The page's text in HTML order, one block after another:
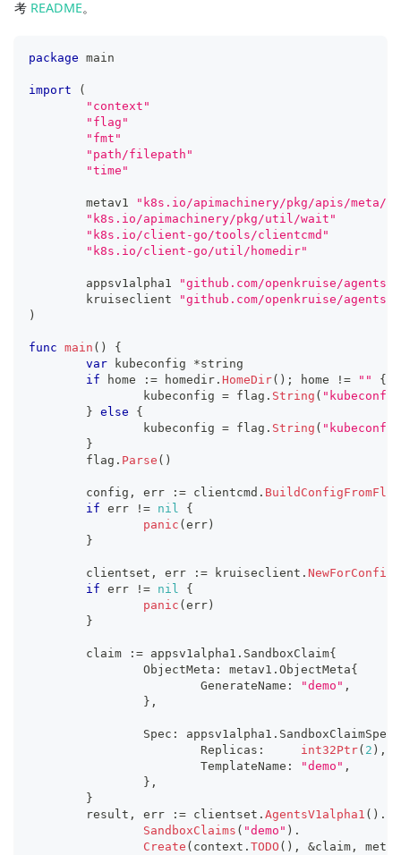
考 README。
package main
import
(
"context"
"flag"
"fmt"
"path/filepath"
"time"
	metav1
"k8s.io/apimachinery/pkg/apis/meta/
"k8s.io/apimachinery/pkg/util/wait"
"k8s.io/client-go/tools/clientcmd"
"k8s.io/client-go/util/homedir"
	appsv1alpha1
"github.com/openkruise/agents-
	kruiseclient
"github.com/openkruise/
)
func main ( )
{
var kubeconfig *string
if home := homedir . HomeDir( ) ; home != ""
{
		kubeconfig
= flag . String (
} else
{
		kubeconfig
= flag . String (
}
	flag
. Parse ( )
	config
, err := clientcmd .
if err != nil
{
panic ( err )
}
	clientset
, err := kruiseclient . NewForConfig
if err != nil
{
panic ( err )
}
	claim
:= appsv1alpha1 . SandboxClaim{
		ObjectMeta
: metav1 . ObjectMeta{
			GenerateName
: "demo" ,
} ,
		Spec
: appsv1alpha1 . SandboxClaimSpec
			Replicas
: int32Ptr( 2 ) ,
			TemplateName
: "demo" ,
} ,
}
	result
, err := clientset . AgentsV1alpha1 ( ) .
SandboxClaims ( "demo" ) .
Create ( context . TODO ( ) , &claim ,